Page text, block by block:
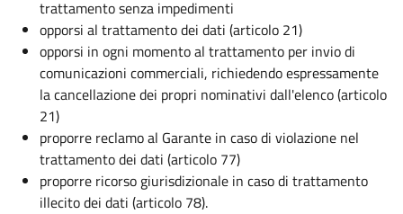
trattamento senza impedimenti
opporsi al trattamento dei dati (articolo 21)
opporsi in ogni momento al trattamento per invio di
comunicazioni commerciali, richiedendo espressamente
la cancellazione dei propri nominativi dall'elenco (articolo
21)
proporre reclamo al Garante in caso di violazione nel
trattamento dei dati (articolo 77)
proporre ricorso giurisdizionale in caso di trattamento
illecito dei dati (articolo 78).